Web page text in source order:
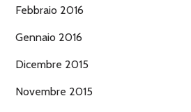
Febbraio 2016
Gennaio 2016
Dicembre 2015
Novembre 2015